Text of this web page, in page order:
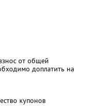
от общей
доплатить на
купонов